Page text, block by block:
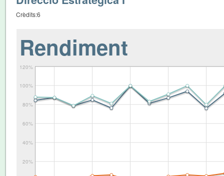
Crèdits:6
Rendiment
20%
40%
60%
80%
100%
120%